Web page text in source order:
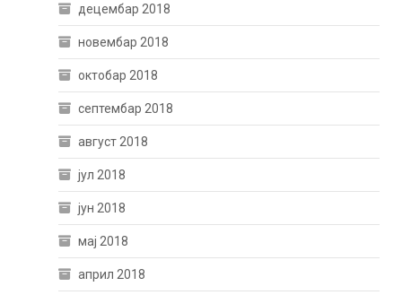
децембар 2018
новембар 2018
октобар 2018
септембар 2018
август 2018
јул 2018
јун 2018
мај 2018
април 2018